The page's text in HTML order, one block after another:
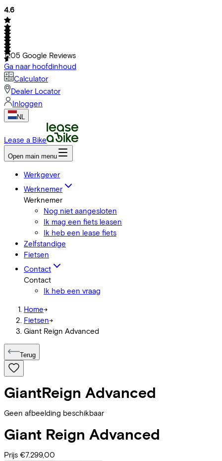
4.6
1205 Google Reviews
Ga naar hoofdinhoud
Calculator
Dealer Locator
Inloggen
NL
Lease a Bike
Open main menu
Werkgever
Werknemer
Werknemer
Nog niet aangesloten
Ik mag een fiets leasen
Ik heb een lease fiets
Zelfstandige
Fietsen
Contact
Contact
Ik heb een vraag
Home->
Fietsen->
Giant Reign Advanced
Terug
GiantReign Advanced
Geen afbeelding beschikbaar
Giant Reign Advanced
Prijs €7.299,00